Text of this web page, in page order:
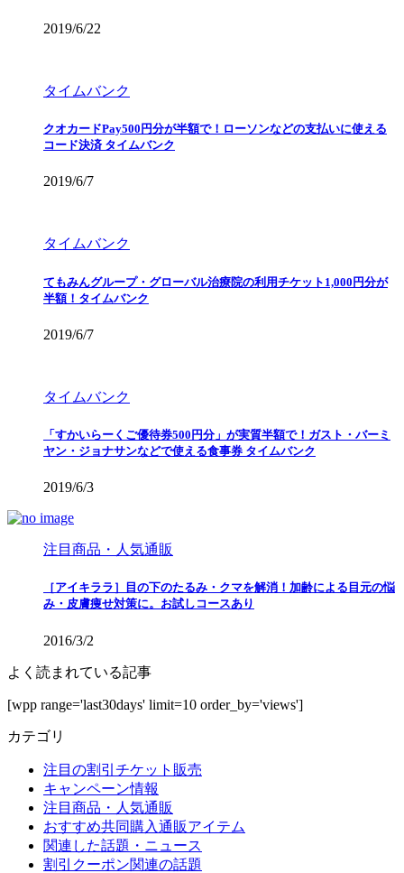
2019/6/22
タイムバンク
クオカードPay500円分が半額で！ローソンなどの支払いに使える
コード決済 タイムバンク
2019/6/7
タイムバンク
てもみんグループ・グローバル治療院の利用チケット1,000円分が
半額！タイムバンク
2019/6/7
タイムバンク
「すかいらーくご優待券500円分」が実質半額で！ガスト・バーミ
ヤン・ジョナサンなどで使える食事券 タイムバンク
2019/6/3
注目商品・人気通販
［アイキララ］目の下のたるみ・クマを解消！加齢による目元の悩
み・皮膚痩せ対策に。お試しコースあり
2016/3/2
よく読まれている記事
[wpp range='last30days' limit=10 order_by='views']
カテゴリ
注目の割引チケット販売
キャンペーン情報
注目商品・人気通販
おすすめ共同購入通販アイテム
関連した話題・ニュース
割引クーポン関連の話題